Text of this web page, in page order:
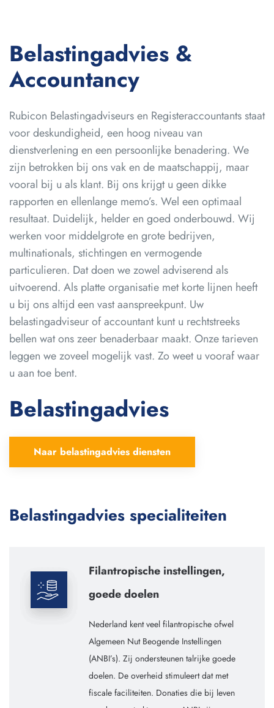
Belastingadvies &
Accountancy
Rubicon Belastingadviseurs en Registeraccountants staat
voor deskundigheid, een hoog niveau van
dienstverlening en een persoonlijke benadering. We
zijn betrokken bij ons vak en de maatschappij, maar
vooral bij u als klant. Bij ons krijgt u geen dikke
rapporten en ellenlange memo’s. Wel een optimaal
resultaat. Duidelijk, helder en goed onderbouwd. Wij
werken voor middelgrote en grote bedrijven,
multinationals, stichtingen en vermogende
particulieren. Dat doen we zowel adviserend als
uitvoerend. Als platte organisatie met korte lijnen heeft
u bij ons altijd een vast aanspreekpunt. Uw
belastingadviseur of accountant kunt u rechtstreeks
bellen wat ons zeer benaderbaar maakt. Onze tarieven
leggen we zoveel mogelijk vast. Zo weet u vooraf waar
u aan toe bent.
Belastingadvies
Naar belastingadvies diensten
Belastingadvies specialiteiten
Filantropische instellingen,
goede doelen
Nederland kent veel filantropische ofwel
Algemeen Nut Beogende Instellingen
(ANBI’s). Zij ondersteunen talrijke goede
doelen. De overheid stimuleert dat met
fiscale faciliteiten. Donaties die bij leven